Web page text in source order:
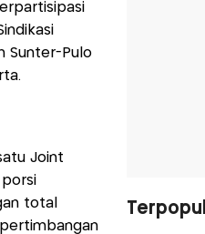
Sunter-Pulo
Joint
porsi
total